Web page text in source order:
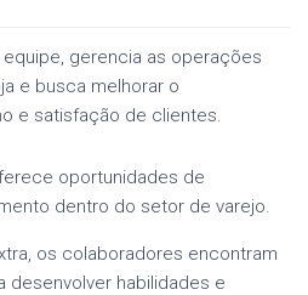
equipe, gerencia as operações
e busca melhorar o
e satisfação de clientes.
oportunidades de
dentro do setor de varejo.
os colaboradores encontram
desenvolver habilidades e